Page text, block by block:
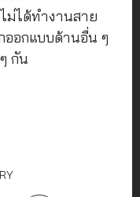
ม่ได้ทำงานสาย
ออกแบบด้านอื่น ๆ
กัน